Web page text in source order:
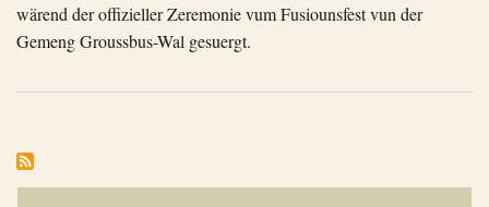
wärend der offizieller Zeremonie vum Fusiounsfest vun der
Gemeng Groussbus-Wal gesuergt.